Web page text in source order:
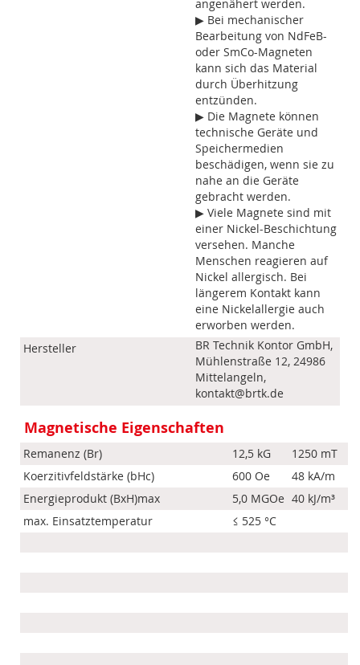
angenähert werden.
▶ Bei mechanischer
Bearbeitung von NdFeB-
oder SmCo-Magneten
kann sich das Material
durch Überhitzung
entzünden.
▶ Die Magnete können
technische Geräte und
Speichermedien
beschädigen, wenn sie zu
nahe an die Geräte
gebracht werden.
▶ Viele Magnete sind mit
einer Nickel-Beschichtung
versehen. Manche
Menschen reagieren auf
Nickel allergisch. Bei
längerem Kontakt kann
eine Nickelallergie auch
erworben werden.
Hersteller
BR Technik Kontor GmbH,
Mühlenstraße 12, 24986
Mittelangeln,
kontakt@brtk.de
Magnetische Eigenschaften
Remanenz (Br) 12,5 kG
1250 mT
Koerzitivfeldstärke (bHc)
600 Oe
48 kA/m
Energieprodukt (BxH)max
5,0 MGOe 40 kJ/m³
max. Einsatztemperatur
≤ 525 °C